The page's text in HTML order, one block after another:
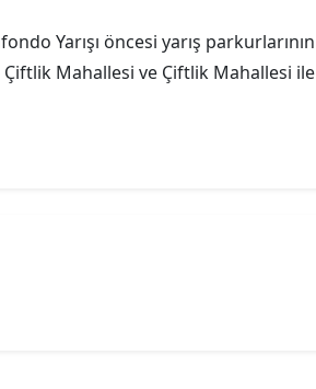
Yarışı öncesi yarış parkurlarının
Çiftlik Mahallesi ve Çiftlik Mahallesi ile